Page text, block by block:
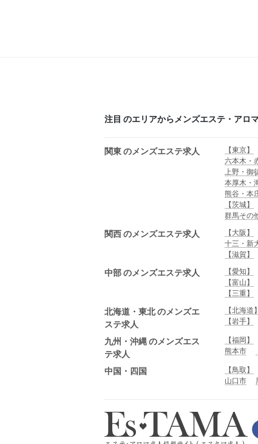
注目 のエリアからメンズエステ・アロ
関東 のメンズエステ求人 【東京】
六本木・
上野・御
本厚木・
熊谷・本
【茨城】
群馬その
関西 のメンズエステ求人 【大阪】
十三・新
【滋賀】
中部 のメンズエステ求人 【愛知】
【富山】
【三重】
北海道・東北 のメンズエ
ステ求人
【北海道】
【岩手】
九州・沖縄 のメンズエス
テ求人
【福岡】
熊本市
中国・四国 【鳥取】
山口市